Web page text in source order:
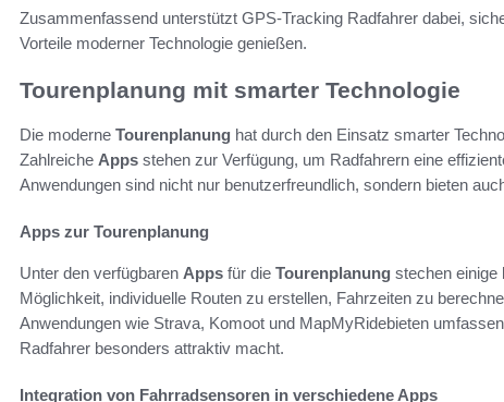
Zusammenfassend unterstützt GPS-Tracking Radfahrer dabei,
Vorteile moderner Technologie genießen.
Tourenplanung mit smarter Technologie
Die moderne Tourenplanung hat durch den Einsatz smarter
Zahlreiche Apps stehen zur Verfügung, um Radfahrern eine
Anwendungen sind nicht nur benutzerfreundlich, sondern bieten
Apps zur Tourenplanung
Unter den verfügbaren Apps für die Tourenplanung stechen einige
Möglichkeit, individuelle Routen zu erstellen, Fahrzeiten zu
Anwendungen wie Strava, Komoot und MapMyRidebieten
Radfahrer besonders attraktiv macht.
Integration von Fahrradsensoren in verschiedene Apps